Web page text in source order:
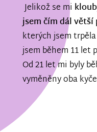
Jelikož se mi
jsem čím dál
kterých jsem trpěla
jsem během 11 let
Od 21 let mi byly
vyměněny oba